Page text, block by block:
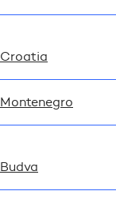
Croatia
Montenegro
Budva